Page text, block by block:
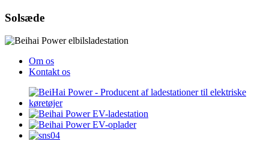
Solsæde
Om os
Kontakt os